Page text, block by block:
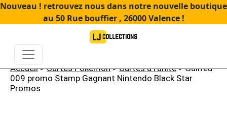
Nouveau ! retrouvez nous dans notre nouvelle boutique
au 50 Rue bouffier , 26000 Valence !
Accueil>Cartes Pokémon>Cartes à l'unité> Galifeu
009 promo Stamp Gagnant Nintendo Black Star
Promos